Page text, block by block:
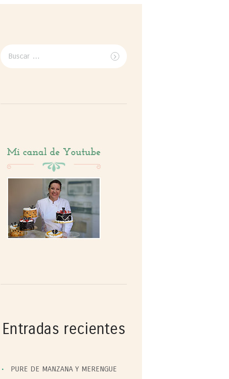
Buscar
por:
Entradas recientes
PURE DE MANZANA Y MERENGUE